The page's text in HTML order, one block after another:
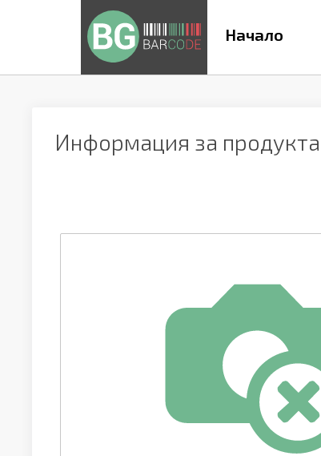
Начало
Информация за продукта